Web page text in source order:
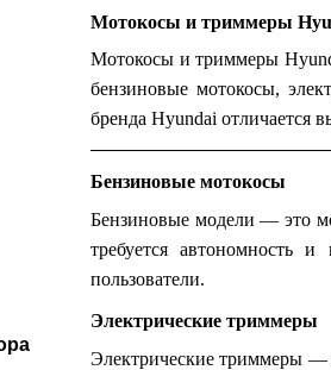
Мотокосы и триммеры
Мотокосы и триммеры
бензиновые мотокосы,
бренда Hyundai отличается
Бензиновые мотокосы
Бензиновые модели — это
требуется автономность
пользователи.
Электрические триммеры
Электрические триммеры —